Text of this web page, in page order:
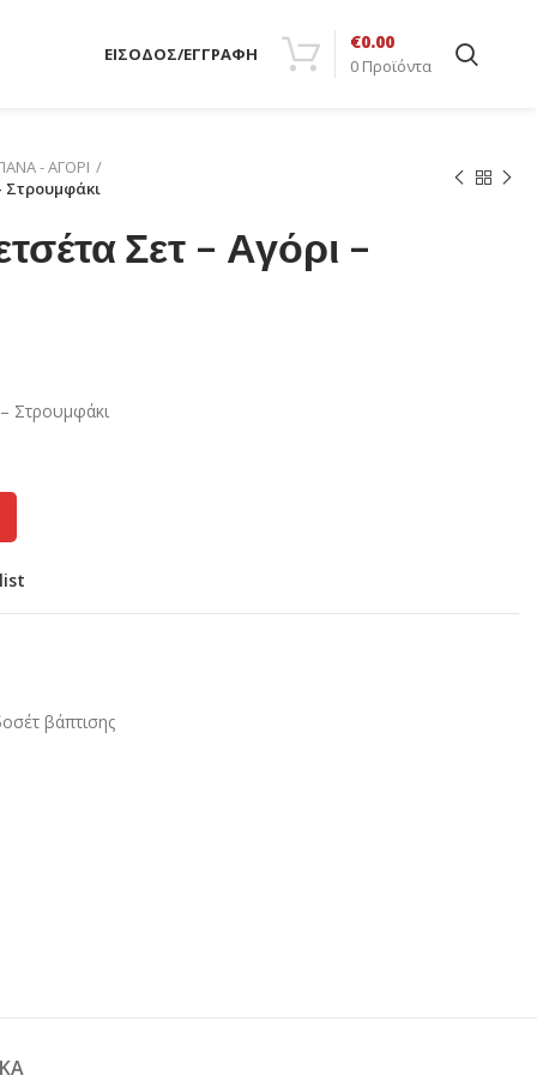
ΕΙΣΟΔΟΣ/ΕΓΓΡΑΦΗ
0 Προϊόντα
€0.00
- ΑΓΟΡΙ
Στρουμφάκι
Σετ – Αγόρι –
Στρουμφάκι
βάπτισης